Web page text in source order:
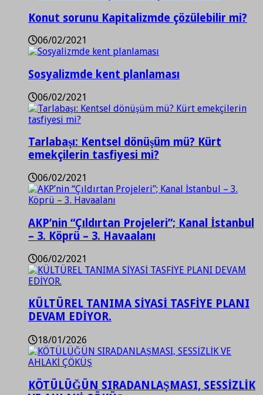
Konut sorunu Kapitalizmde çözülebilir mi?
06/02/2021
Sosyalizmde kent planlaması
06/02/2021
Tarlabaşı: Kentsel dönüşüm mü? Kürt
emekçilerin tasfiyesi mi?
06/02/2021
AKP’nin “Çıldırtan Projeleri”; Kanal İstanbul
– 3. Köprü – 3. Havaalanı
06/02/2021
KÜLTÜREL TANIMA SİYASİ TASFİYE PLANI
DEVAM EDİYOR.
18/01/2026
KÖTÜLÜĞÜN SIRADANLAŞMASI, SESSİZLİK